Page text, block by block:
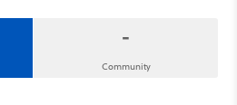
-
Community